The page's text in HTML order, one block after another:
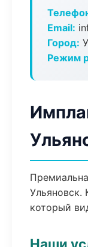
Email:
Город:
Режим
Ульяновск.
который
Наши